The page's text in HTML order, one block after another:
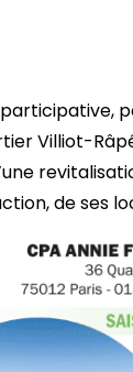
Villiot-
de ses